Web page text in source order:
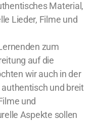
Material,
Lieder, Filme und
zum
auf die
wir auch in der
und breit
und
Aspekte sollen